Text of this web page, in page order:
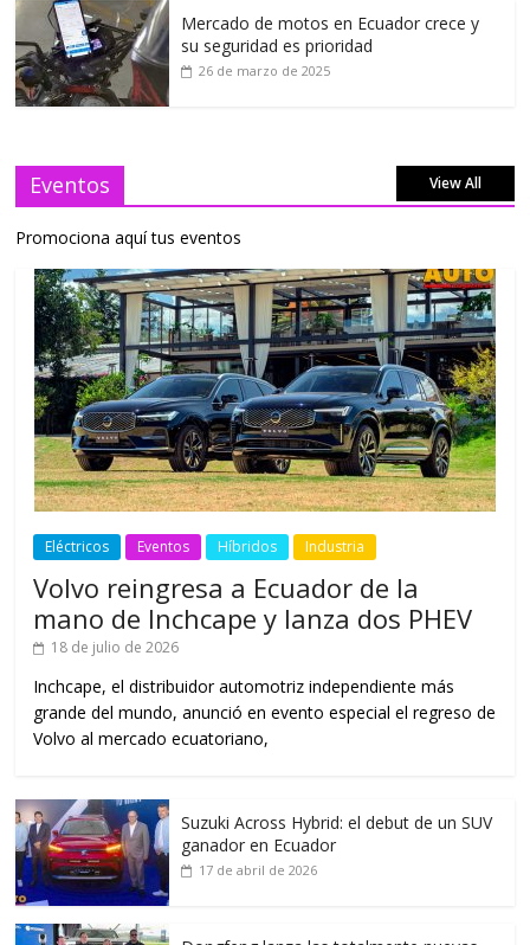
Mercado de motos en Ecuador crece y
su seguridad es prioridad
26 de marzo de 2025
Eventos View All
Promociona aquí tus eventos
Eléctricos Eventos Híbridos Industria
Volvo reingresa a Ecuador de la
mano de Inchcape y lanza dos PHEV
18 de julio de 2026
Inchcape, el distribuidor automotriz independiente más
grande del mundo, anunció en evento especial el regreso de
Volvo al mercado ecuatoriano,
Suzuki Across Hybrid: el debut de un SUV
ganador en Ecuador
17 de abril de 2026